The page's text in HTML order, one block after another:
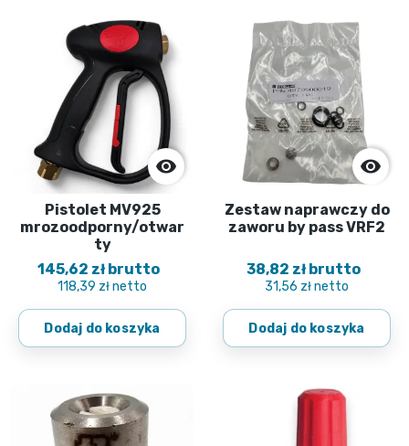

Pistolet MV925
mrozoodporny/otwar
ty
145,62 zł brutto
118,39 zł netto
Dodaj do koszyka

Zestaw naprawczy do
zaworu by pass VRF2
38,82 zł brutto
31,56 zł netto
Dodaj do koszyka